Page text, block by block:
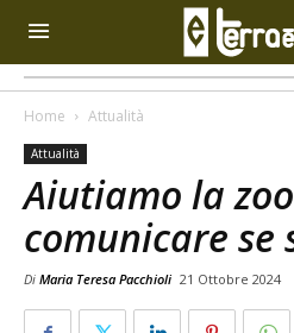
Home Attualità
Attualità
Aiutiamo la
comunicare se
Di Maria Teresa Pacchioli 21 Ottobre 2024